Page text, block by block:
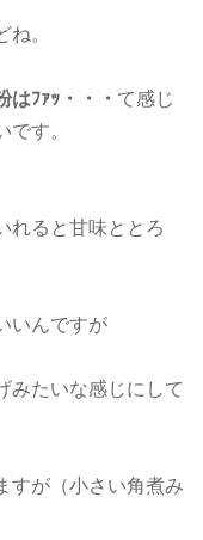
。
はﾌｧｯ・・・ て感じ
す。
れると甘味ととろ
いんですが
みたいな感じにして
すが（小さい角煮み